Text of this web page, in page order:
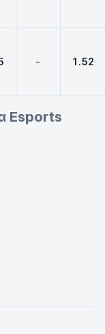
- 1.52
Esports